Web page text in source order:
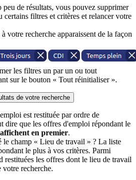
peu de résultats, vous pouvez supprimer
certains filtres et critères et relancer votre
votre recherche apparaissent de la façon
les filtres un par un ou tout
sur le bouton « Tout réinitialiser ».
de votre recherche
est restituée par ordre de
dire que les offres d'emploi répondant le
en premier.
le champ « Lieu de travail » ? La liste
le plus à vos critères. Parmi
restituées les offres dont le lieu de travail
votre recherche.